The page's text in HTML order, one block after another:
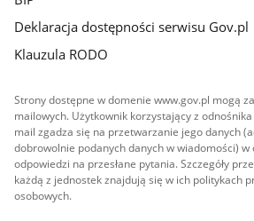
Deklaracja dostępności serwisu Gov.pl
Klauzula RODO
Strony dostępne w domenie www.gov.pl mogą
mailowych. Użytkownik korzystający z
mail zgadza się na przetwarzanie jego danych
dobrowolnie podanych danych w wiadomości) w
odpowiedzi na przesłane pytania. Szczegóły
każdą z jednostek znajdują się w ich politykach
osobowych.